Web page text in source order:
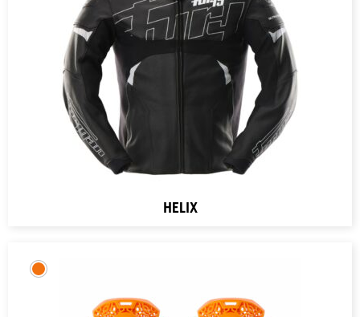
HELIX